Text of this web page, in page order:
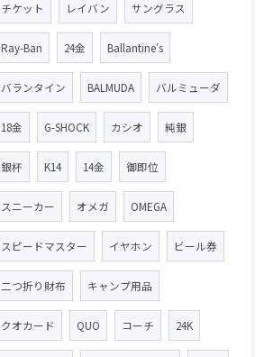
チケット レイバン サングラス
Ray-Ban 24金 Ballantine′s
バランタイン BALMUDA バルミューダ
18金 G-SHOCK カシオ 純銀
銀杯 K14 14金 御即位
スニーカー オメガ OMEGA
スピードマスター イヤホン ビール券
二つ折り財布 キャンプ用品
クオカード QUO コーチ 24K